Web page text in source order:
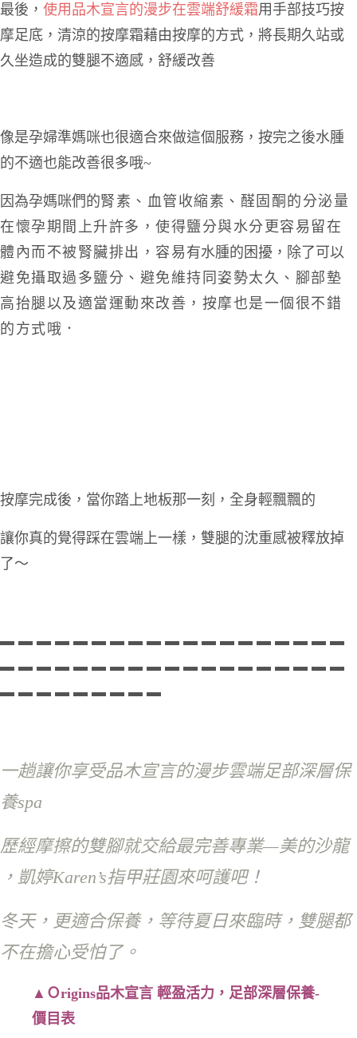
最後， 使用品木宣言的漫步在雲端舒緩霜用手部技巧按
摩足底，清涼的按摩霜藉由按摩的方式，將長期久站或
久坐造成的雙腿不適感，舒緩改善
像是孕婦準媽咪也很適合來做這個服務， 按完之後水腫
的不適也能改善很多哦~
因為孕媽咪們的腎素、血管收縮素、醛固酮的分泌量
在懷孕期間上升許多，使得鹽分與水分更容易留在
體內而不被腎臟排出，容易 有水腫的困擾，除了可以
避免攝取過多鹽分、 避免維持同姿勢太久、腳部墊
高抬腿以及適當運動來改善，按摩也是一個很不錯
的方式哦．
按摩完成後，當你踏上地板那一刻，全身輕飄飄的
讓你真的覺得踩在雲端上一樣，雙腿的沈重感被釋放掉
了～
▬ ▬ ▬ ▬ ▬ ▬ ▬ ▬ ▬ ▬ ▬ ▬ ▬ ▬ ▬ ▬ ▬ ▬ ▬
▬ ▬ ▬ ▬ ▬ ▬ ▬ ▬ ▬ ▬ ▬ ▬ ▬ ▬ ▬ ▬ ▬ ▬ ▬
▬ ▬ ▬ ▬ ▬ ▬ ▬ ▬ ▬
一趟讓你享受品木宣言的漫步雲端足部深層保
養spa
歷經摩擦的雙腳就交給最完善專業—美的沙龍
， 凱婷Karen’s指甲莊園來呵護吧！
冬天，更適合保養，等待夏日來臨時，雙腿都
不在擔心受怕了。
▲ Ｏrigins品木宣言 輕盈活力，足部深層保養-
價目表